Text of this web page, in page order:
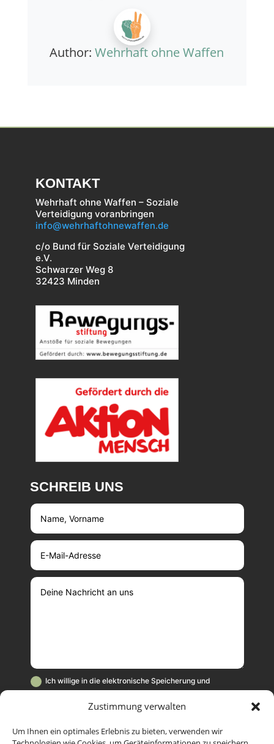
Zustimmung verwalten
Um Ihnen ein optimales Erlebnis zu bieten, verwenden wir
Author:Wehrhaft ohne Waffen
KONTAKT
Wehrhaft ohne Waffen – Soziale
Verteidigung voranbringen
info@wehrhaftohnewaffen.de
c/o Bund für Soziale Verteidigung
e.V.
Schwarzer Weg 8
32423 Minden
SCHREIB UNS
Ich willige in die elektronische Speicherung und
Verarbeitung meiner Daten für die Zwecke der Kampagne
"Wehrhaft ohne Waffen" ein. Diese Einwilligung kann jederzeit
werden. Weitere Informationen hierzu und
Widerrufshinweise stehen in unserer Datenschutzerklärung,